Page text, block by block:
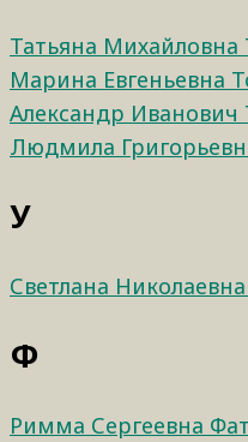
Татьяна Михайловна
Марина Евгеньевна
Александр Иванович
Людмила
У
Светлана
Ф
Римма Сергеевна